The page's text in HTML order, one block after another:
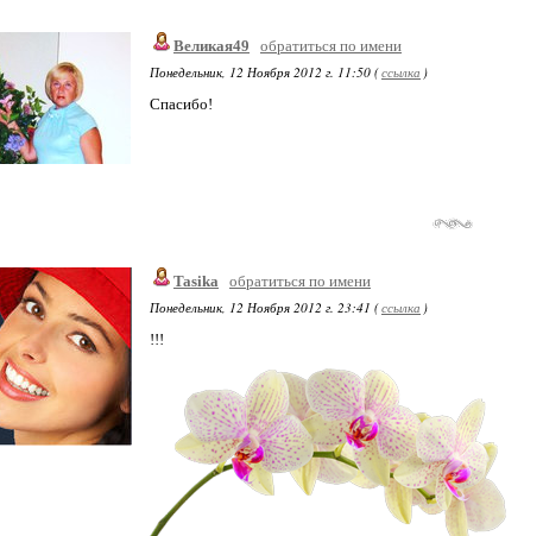
Великая49
обратиться по имени
Понедельник, 12 Ноября 2012 г. 11:50 (ссылка )
Спасибо!
Tasika
обратиться по имени
Понедельник, 12 Ноября 2012 г. 23:41 (ссылка )
!!!